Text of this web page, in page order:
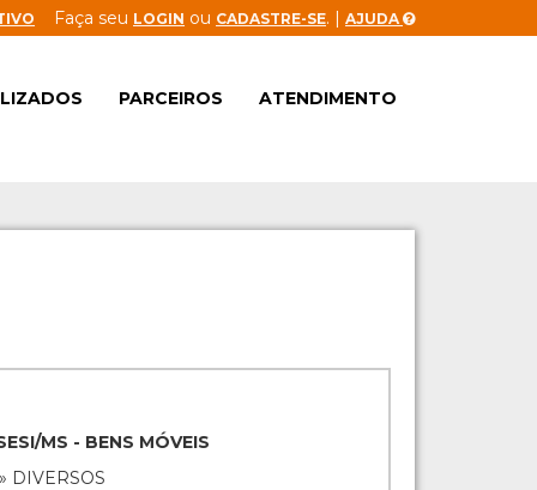
Faça seu LOGIN ou CADASTRE-SE. | AJUDA
PARCEIROS ATENDIMENTO
MS - BENS MÓVEIS
DIVERSOS